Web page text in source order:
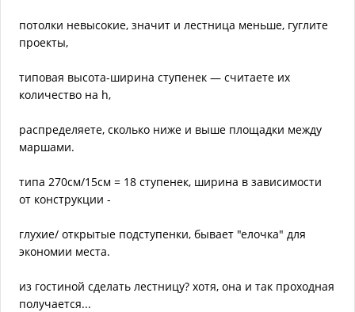
потолки невысокие, значит и лестница меньше, гуглите
проекты,
типовая высота-ширина ступенек — считаете их
количество на h,
распределяете, сколько ниже и выше площадки между
маршами.
типа 270см/15см = 18 ступенек, ширина в зависимости
от конструкции -
глухие/ открытые подступенки, бывает "елочка" для
экономии места.
из гостиной сделать лестницу? хотя, она и так проходная
получается...